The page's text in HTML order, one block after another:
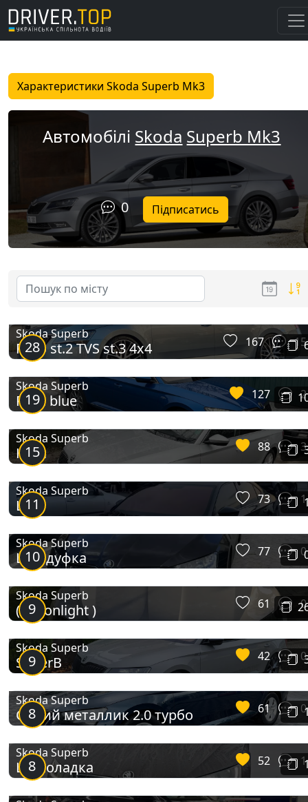
Характеристики Skoda Superb Mk3
Автомобілі Skoda Superb Mk3
0 Підписатись
28
Skoda Superb
Revo st.2 TVS st.3 4x4 167 15
19
Skoda Superb
Race blue 127 2
15
Skoda Superb
Куля 88 3
11
Skoda Superb
L&K 73 1
10
Skoda Superb
Шкодуфка 77 0
9
Skoda Superb
( Moonlight ) 61 0
9
Skoda Superb
SuperB 42 0
8
Skoda Superb
Синий металлик 2.0 турбо 61 0
8
Skoda Superb
Шоколадка 52 1